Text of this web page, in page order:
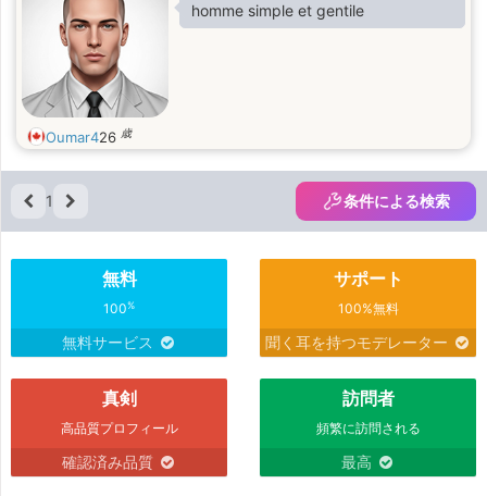
homme simple et gentile
Oumar426 歳
1 条件による検索
無料
100%
無料サービス
サポート
100%無料
聞く耳を持つモデレーター
真剣
高品質プロフィール
確認済み品質
訪問者
頻繁に訪問される
最高